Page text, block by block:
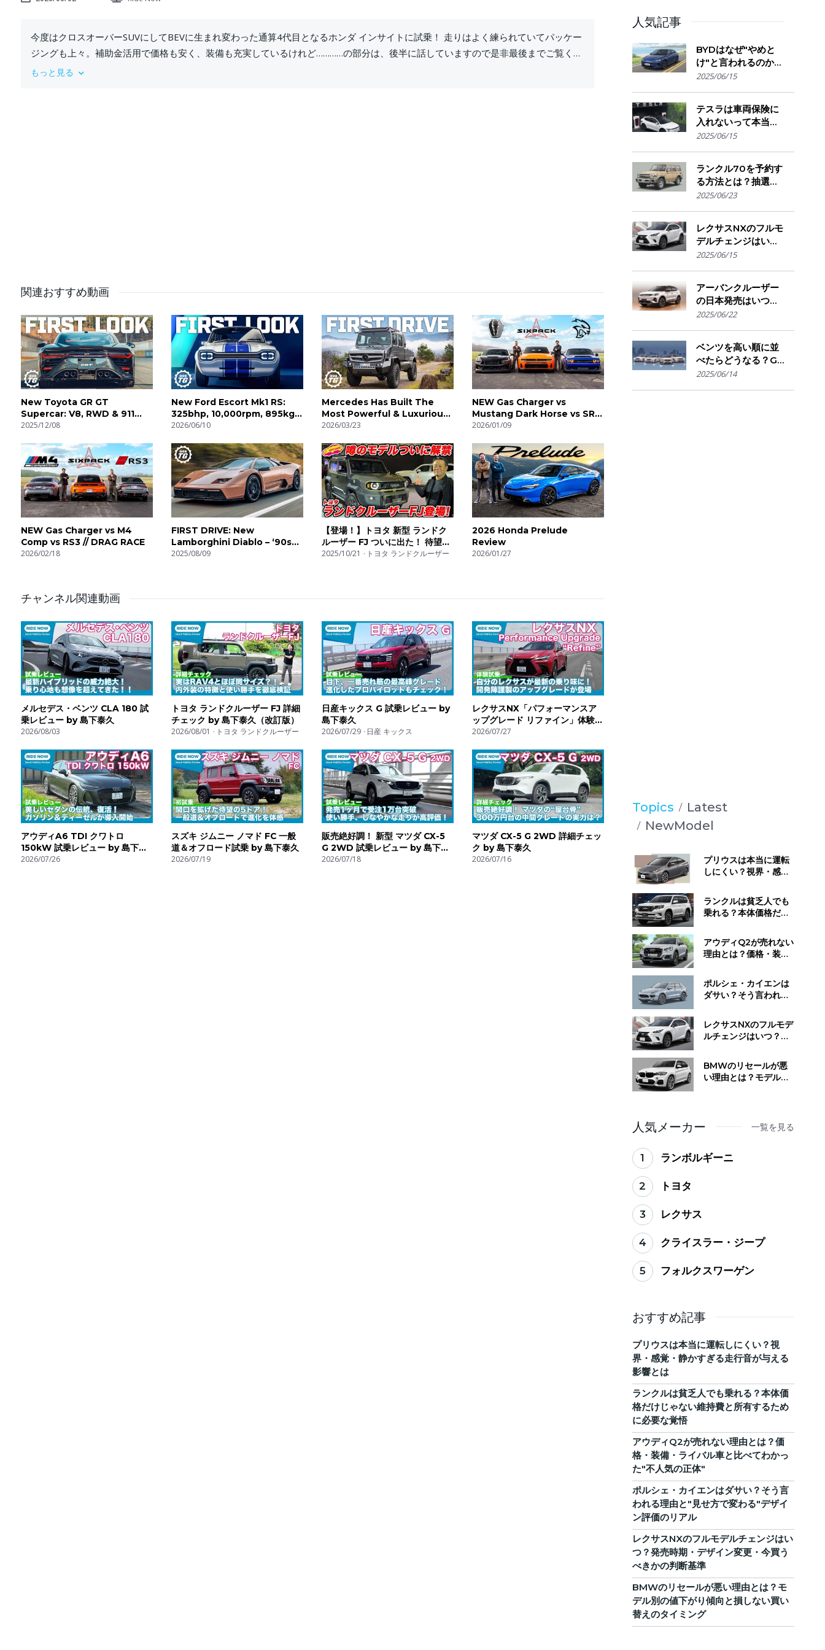
今度はクロスオーバーSUVにしてBEVに生まれ変わった通算4代目となるホンダ インサイトに試乗！ 走りはよく練られていてパッケー
ジングも上々。補助金活用で価格も安く、装備も充実しているけれど…………の部分は、後半に話していますので是非最後までご覧くだ
さい。
もっと見る
関連おすすめ動画
New Toyota GR GT
Supercar: V8, RWD & 911
GT3 Money! | 4K
2025/12/08
New Ford Escort Mk1 RS:
325bhp, 10,000rpm, 895kg! |
4K
2026/06/10
Mercedes Has Built The
Most Powerful & Luxurious
Unimog Ever! | 4K
2026/03/23
NEW Gas Charger vs
Mustang Dark Horse vs SRT
Hellcat // DRAG RACE
2026/01/09
NEW Gas Charger vs M4
Comp vs RS3 // DRAG RACE
2026/02/18
FIRST DRIVE: New
Lamborghini Diablo – ‘90s
Icon Reborn!
2025/08/09
【登場！】トヨタ 新型 ランドク
ルーザー FJ ついに出た！ 待望の
末っ子は オフも本格派！
2025/10/21 トヨタ ランドクルーザー
2026 Honda Prelude
Review
2026/01/27
チャンネル関連動画
メルセデス・ベンツ CLA 180 試
乗レビュー by 島下泰久
2026/08/03
トヨタ ランドクルーザー FJ 詳細
チェック by 島下泰久（改訂版）
2026/08/01 トヨタ ランドクルーザー
日産キックス G 試乗レビュー by
島下泰久
2026/07/29 日産 キックス
レクサスNX「パフォーマンスア
ップグレード リファイン」体験試
乗 by 島下泰久
2026/07/27
アウディA6 TDI クワトロ
150kW 試乗レビュー by 島下泰
久
2026/07/26
スズキ ジムニー ノマド FC 一般
道＆オフロード試乗 by 島下泰久
2026/07/19
販売絶好調！ 新型 マツダ CX-5
G 2WD 試乗レビュー by 島下泰
久
2026/07/18
マツダ CX-5 G 2WD 詳細チェッ
ク by 島下泰久
2026/07/16
人気記事
BYDはなぜ"やめと
け"と言われるのか？
購入を迷う人が気に
解説
2025/06/15
テスラは車両保険に
入れないって本当？
保険会社の対応とオ
2025/06/15
ランクル70を予約す
る方法とは？抽選方
式・販売店選び・購
2025/06/23
レクサスNXのフルモ
デルチェンジはい
つ？発売時期・デザ
2025/06/15
アーバンクルーザー
の日本発売はいつ？
国内導入の可能性と
2025/06/22
ベンツを高い順に並
べたらどうなる？G
クラスからSマイバ
2025/06/14
Topics
Latest
NewModel
プリウスは本当に運転
しにくい？視界・感
が与える影響とは
ランクルは貧乏人でも
乗れる？本体価格だけ
するために必要な覚悟
アウディQ2が売れない
理由とは？価格・装
てわかった"不人気の正
体"
ポルシェ・カイエンは
ダサい？そう言われる
る"デザイン評価のリア
ル
レクサスNXのフルモデ
ルチェンジはいつ？発
更・今買うべきかの判
断基準
BMWのリセールが悪
い理由とは？モデル別
人気メーカー 一覧を見る
1 ランボルギーニ
2 トヨタ
3 レクサス
4 クライスラー・ジープ
5 フォルクスワーゲン
おすすめ記事
プリウスは本当に運転しにくい？視
界・感覚・静かすぎる走行音が与える
影響とは
ランクルは貧乏人でも乗れる？本体価
格だけじゃない維持費と所有するため
に必要な覚悟
アウディQ2が売れない理由とは？価
格・装備・ライバル車と比べてわかっ
た"不人気の正体"
ポルシェ・カイエンはダサい？そう言
われる理由と"見せ方で変わる"デザイ
ン評価のリアル
レクサスNXのフルモデルチェンジはい
つ？発売時期・デザイン変更・今買う
べきかの判断基準
BMWのリセールが悪い理由とは？モ
デル別の値下がり傾向と損しない買い
替えのタイミング